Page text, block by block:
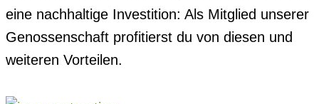
eine nachhaltige Investition: Als Mitglied unserer
Genossenschaft profitierst du von diesen und
weiteren Vorteilen.